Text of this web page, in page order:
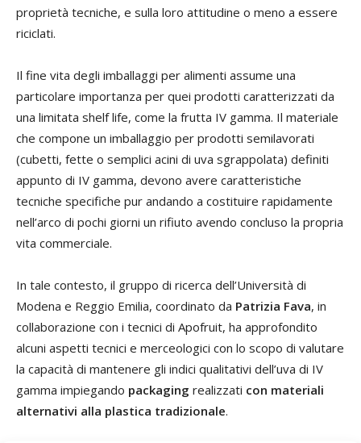
proprietà tecniche, e sulla loro attitudine o meno a essere
riciclati.
Il fine vita degli imballaggi per alimenti assume una
particolare importanza per quei prodotti caratterizzati da
una limitata shelf life, come la frutta IV gamma. Il materiale
che compone un imballaggio per prodotti semilavorati
(cubetti, fette o semplici acini di uva sgrappolata) definiti
appunto di IV gamma, devono avere caratteristiche
tecniche specifiche pur andando a costituire rapidamente
nell’arco di pochi giorni un rifiuto avendo concluso la propria
vita commerciale.
In tale contesto, il gruppo di ricerca dell’Università di
Modena e Reggio Emilia, coordinato da Patrizia Fava, in
collaborazione con i tecnici di Apofruit, ha approfondito
alcuni aspetti tecnici e merceologici con lo scopo di valutare
la capacità di mantenere gli indici qualitativi dell’uva di IV
gamma impiegando packaging realizzati con materiali
alternativi alla plastica tradizionale.